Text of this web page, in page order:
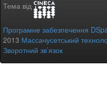
Тема від
Програмне забезпечення
2013 Массачусетський
Зворотний зв’язок